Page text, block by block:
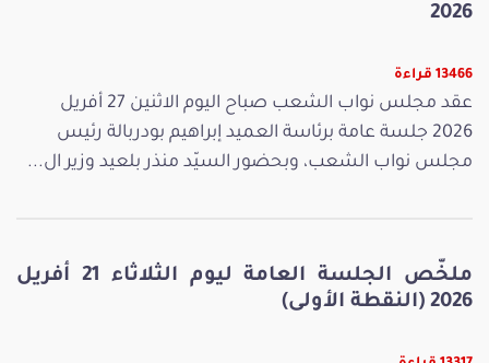
2026
13466 قراءة
عقد مجلس نواب الشعب صباح اليوم الاثنين 27 أفريل
2026 جلسة عامة برئاسة العميد إبراهيم بودربالة رئيس
مجلس نواب الشعب، وبحضور السيّد منذر بلعيد وزير ال...
ملخّص الجلسة العامة ليوم الثلاثاء 21 أفريل
2026 (النقطة الأولى)